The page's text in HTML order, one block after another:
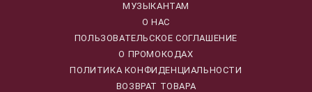
МУЗЫКАНТАМ
О НАС
ПОЛЬЗОВАТЕЛЬСКОЕ СОГЛАШЕНИЕ
О ПРОМОКОДАХ
ПОЛИТИКА КОНФИДЕНЦИАЛЬНОСТИ
ВОЗВРАТ ТОВАРА